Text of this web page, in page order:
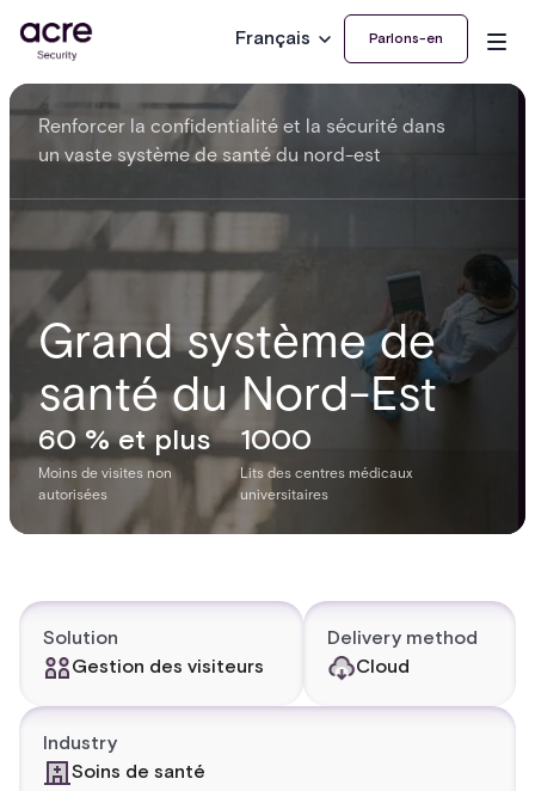
Français Parlons-en
Grand système de
santé du Nord-Est
60 % et plus
Moins de visites non
autorisées
1000
Lits des centres médicaux
universitaires
Renforcer la confidentialité et la sécurité dans
un vaste système de santé du nord-est
Solution
Gestion des visiteurs
Delivery method
Cloud
Industry
Soins de santé